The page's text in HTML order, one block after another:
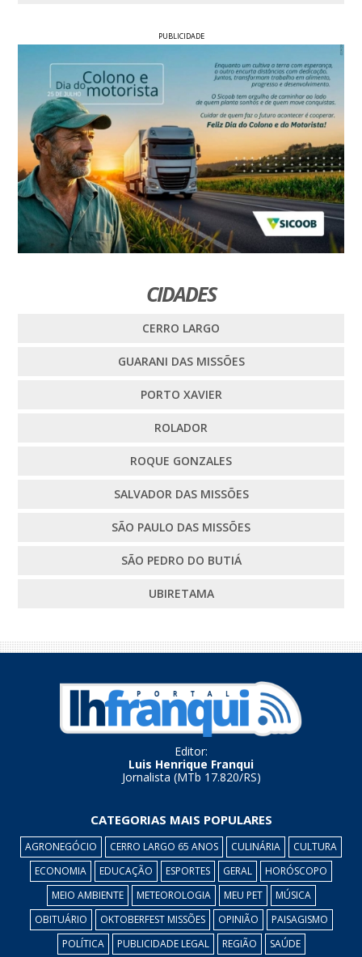
PUBLICIDADE
CIDADES
CERRO LARGO
GUARANI DAS MISSÕES
PORTO XAVIER
ROLADOR
ROQUE GONZALES
SALVADOR DAS MISSÕES
SÃO PAULO DAS MISSÕES
SÃO PEDRO DO BUTIÁ
UBIRETAMA
Editor:
Luis Henrique Franqui
Jornalista (MTb 17.820/RS)
CATEGORIAS MAIS POPULARES
AGRONEGÓCIO CERRO LARGO 65 ANOS CULINÁRIA
CULTURA
ECONOMIA
EDUCAÇÃO ESPORTES GERAL
HORÓSCOPO
MEIO AMBIENTE
METEOROLOGIA MEU PET
MÚSICA
OBITUÁRIO
OKTOBERFEST MISSÕES OPINIÃO
PAISAGISMO
POLÍTICA
PUBLICIDADE LEGAL REGIÃO SAÚDE